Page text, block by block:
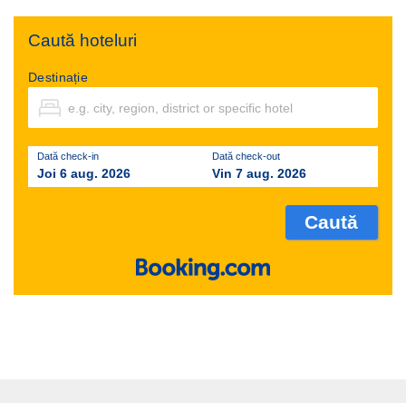
Caută hoteluri
Destinație
Dată check-in
Joi 6 aug. 2026
Dată check-out
Vin 7 aug. 2026